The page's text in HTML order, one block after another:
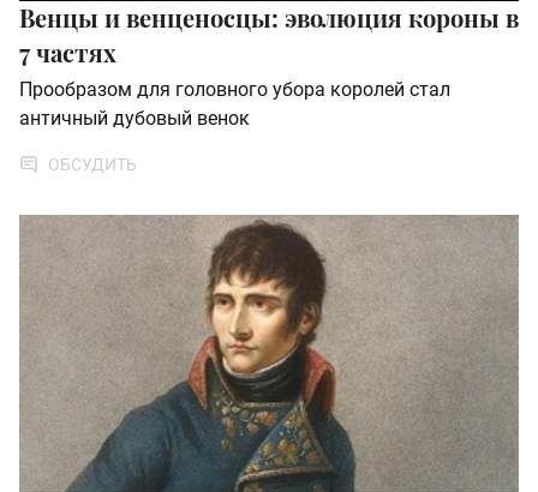
Венцы и венценосцы: эволюция короны в
7 частях
Прообразом для головного убора королей стал
античный дубовый венок
ОБСУДИТЬ